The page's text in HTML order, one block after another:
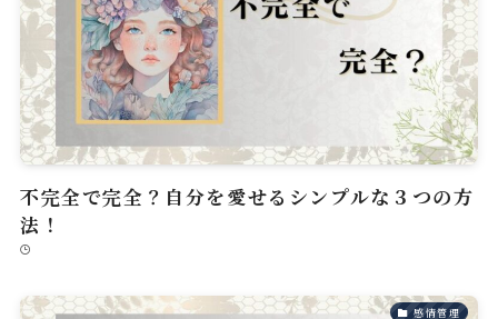
不完全で完全？自分を愛せるシンプルな３つの方
法！
感情管理